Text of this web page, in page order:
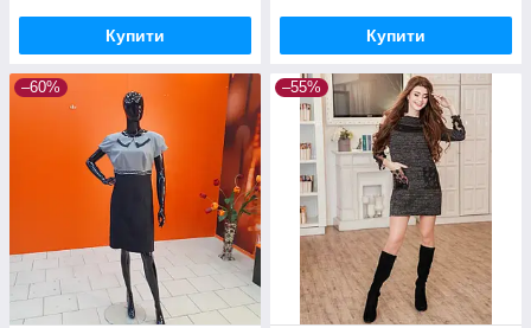
Купити Купити
–60% –55%